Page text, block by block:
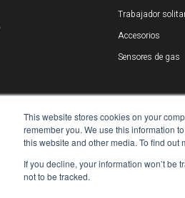
This website stores cookies on your
remember you. We use this information
this website and other media. To find
If you decline, your information won’t
not to be tracked.
Trabajador
Accesorios
Sensores de gas